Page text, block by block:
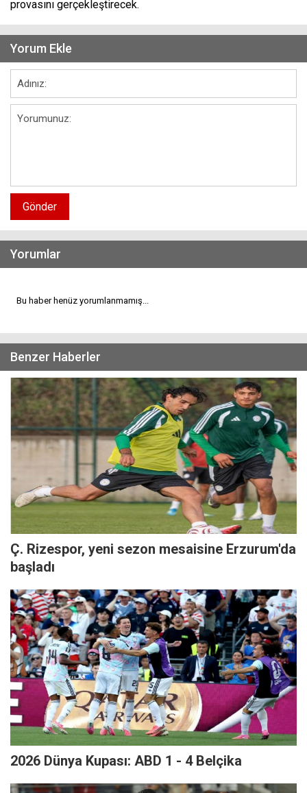
provasını gerçekleştirecek.
Yorum Ekle
Gönder
Yorumlar
Bu haber henüz yorumlanmamış...
Benzer Haberler
Ç. Rizespor, yeni sezon mesaisine Erzurum'da
başladı
2026 Dünya Kupası: ABD 1 - 4 Belçika